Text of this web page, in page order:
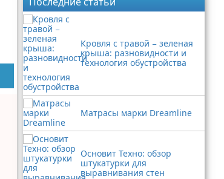
Кровля с травой − зеленая
крыша: разновидности и
технология обустройства
Матрасы марки Dreamline
Основит Техно: обзор
штукатурки для
выравнивания стен